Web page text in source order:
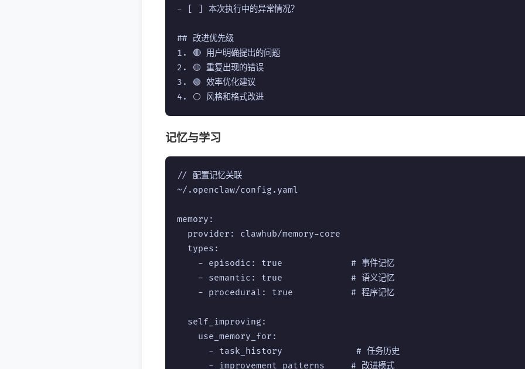
- [ ] 本次执行中的异常情况？
## 改进优先级
1. 🔴 用户明确提出的问题
2. 🟡 重复出现的错误
3. 🟢 效率优化建议
记忆与学习
// 配置记忆关联
~/.openclaw/config.yaml
memory:
  provider: clawhub/memory-core
  types:
    - episodic: true             # 事件记忆
    - semantic: true             # 语义记忆
    - procedural: true           # 程序记忆
  self_improving:
    use_memory_for:
      - task_history              # 任务历史
      - improvement_patterns     # 改进模式